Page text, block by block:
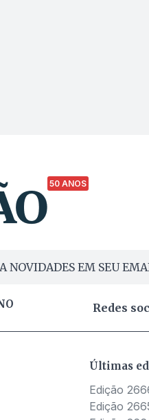
50 ANOS
NOVIDADES EM SEU
Redes
Últimas
Edição
Edição